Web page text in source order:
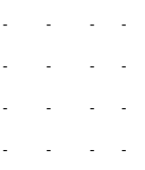
- - - -
- - - -
- - - -
- - - -